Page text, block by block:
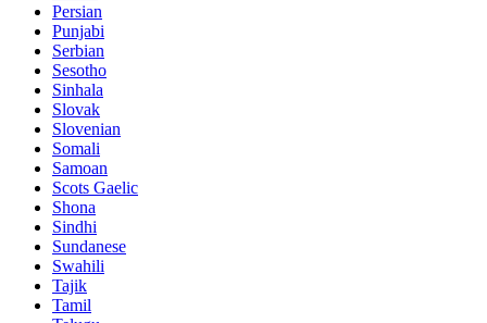
Persian
Punjabi
Serbian
Sesotho
Sinhala
Slovak
Slovenian
Somali
Samoan
Scots Gaelic
Shona
Sindhi
Sundanese
Swahili
Tajik
Tamil